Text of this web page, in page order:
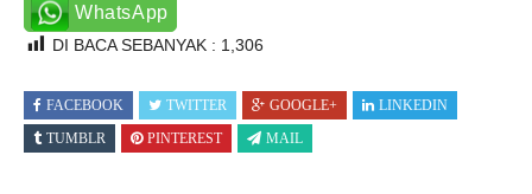
WhatsApp
DI BACA SEBANYAK : 1,306
FACEBOOK TWITTER GOOGLE+
LINKEDIN
TUMBLR
PINTEREST MAIL